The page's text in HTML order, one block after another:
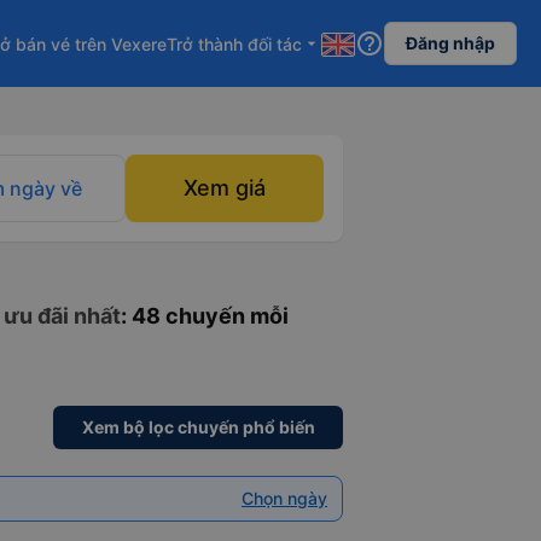
bán vé trên VexereTrở thành đối tác arrow_drop_down help_outline Đăng nhập
ngày về Xem giá
đãi nhất: 48 chuyến mỗi
Xem bộ lọc chuyến phổ biến
Chọn ngày